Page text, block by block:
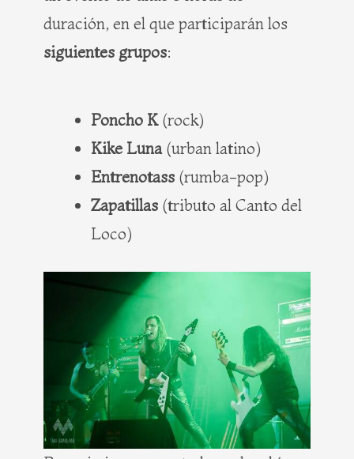
duración, en el que participarán los
siguientes grupos:
Poncho K (rock)
Kike Luna(urban latino)
Entrenotass (rumba-pop)
Zapatillas (tributo al Canto del
Loco)